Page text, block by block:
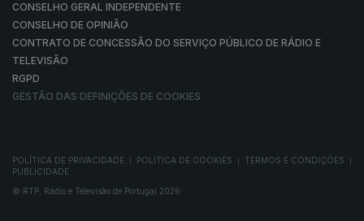
CONSELHO GERAL INDEPENDENTE
CONSELHO DE OPINIÃO
CONTRATO DE CONCESSÃO DO SERVIÇO PÚBLICO DE RÁDIO E
TELEVISÃO
RGPD
GESTÃO DAS DEFINIÇÕES DE COOKIES
POLÍTICA DE PRIVACIDADE POLÍTICA DE COOKIES TERMOS E CONDIÇÕES
PUBLICIDADE
© RTP, Rádio e Televisão de Portugal 2026